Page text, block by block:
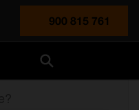
900 815 761